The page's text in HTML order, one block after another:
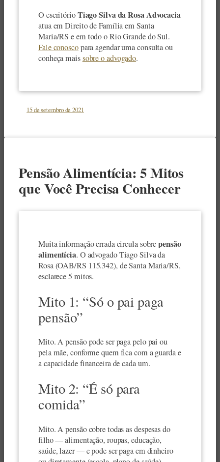
O escritórioTiago Silva da Rosa Advocacia
atua em Direito de Família em Santa
Maria/RS e em todo o Rio Grande do Sul.
Fale conoscopara agendar uma consulta ou
conheça maissobre o advogado.
15 de setembro de 2021
Pensão Alimentícia: 5 Mitos
que Você Precisa Conhecer
Muita informação errada circula sobrepensão
alimentícia. O advogado Tiago Silva da
Rosa (OAB/RS 115.342), de Santa Maria/RS,
esclarece 5 mitos.
Mito 1: “Só o pai paga
pensão”
Mito. A pensão pode ser paga pelo pai ou
pela mãe, conforme quem fica com a guarda e
a capacidade financeira de cada um.
Mito 2: “É só para
comida”
Mito. A pensão cobre todas as despesas do
filho — alimentação, roupas, educação,
saúde, lazer — e pode ser paga em dinheiro